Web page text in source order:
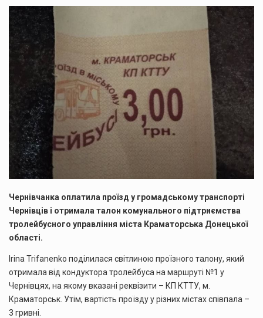
Чернівчанка оплатила проїзд у громадському транспорті
Чернівців і отримала талон комунального підтриємства
тролейбусного управління міста Краматорська Донецької
області.
Irina Trifanenko поділилася світлиною проїзного талону, який
отримала від кондуктора тролейбуса на маршруті №1 у
Чернівцях, на якому вказані реквізити – КП КТТУ, м.
Краматорськ. Утім, вартість проїзду у різних містах співпала –
3 гривні.